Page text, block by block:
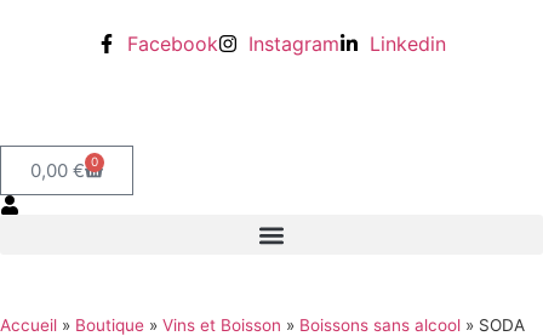
Facebook Instagram Linkedin
0,00 € 0
Accueil » Boutique » Vins et Boisson » Boissons sans alcool » SODA